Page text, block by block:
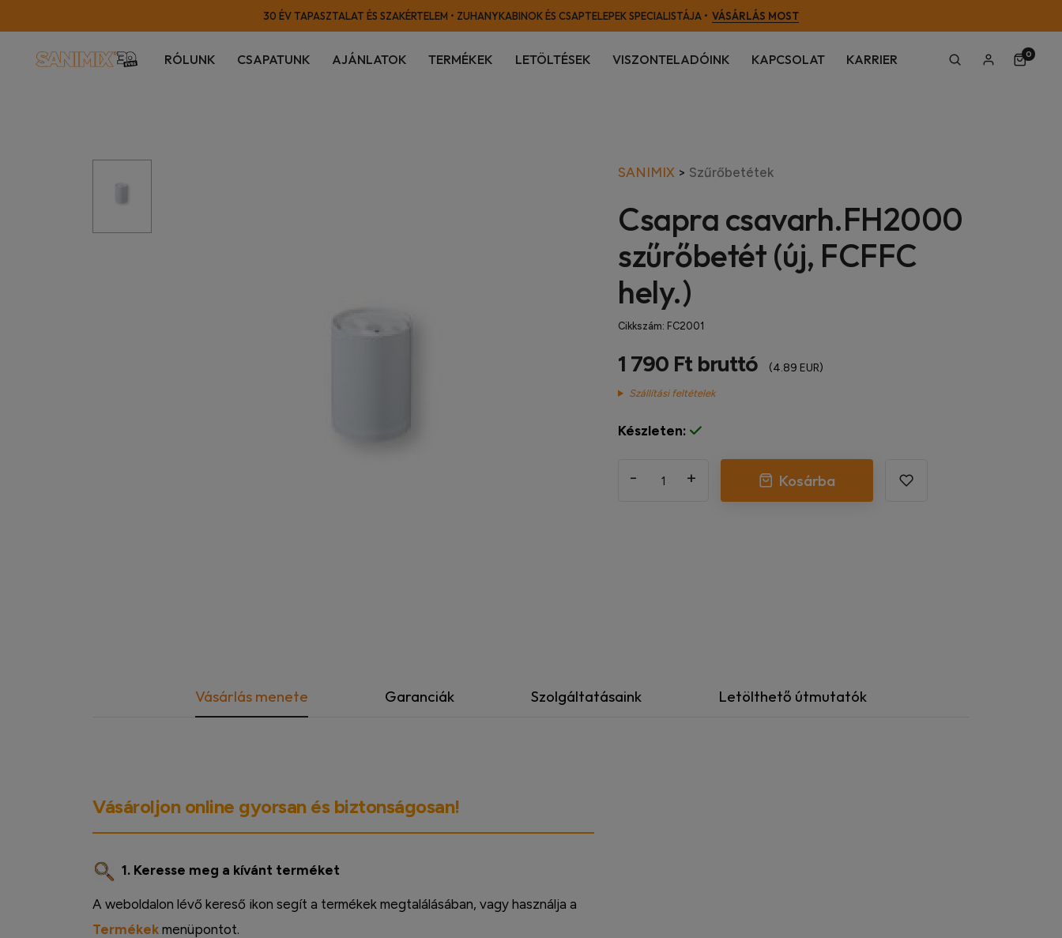
30 ÉV TAPASZTALAT ÉS SZAKÉRTELEM • ZUHANYKABINOK ÉS CSAPTELEPEK SPECIALISTÁJA • VÁSÁRLÁS MOST
RÓLUNK CSAPATUNK AJÁNLATOK TERMÉKEK LETÖLTÉSEK VISZONTELADÓINK KAPCSOLAT KARRIER 0
SANIMIX > Szűrőbetétek
Csapra csavarh.FH2000
szűrőbetét (új, FCFFC
hely.)
Cikkszám: FC2001
1 790 Ft bruttó (4.89 EUR)
Szállítási feltételek
Készleten:
- + Kosárba
Vásárlás menete Garanciák Szolgáltatásaink Letölthető útmutatók
Vásároljon online gyorsan és biztonságosan!
1. Keresse meg a kívánt terméket
A weboldalon lévő kereső ikon segít a termékek megtalálásában, vagy használja a
Termékek menüpontot.